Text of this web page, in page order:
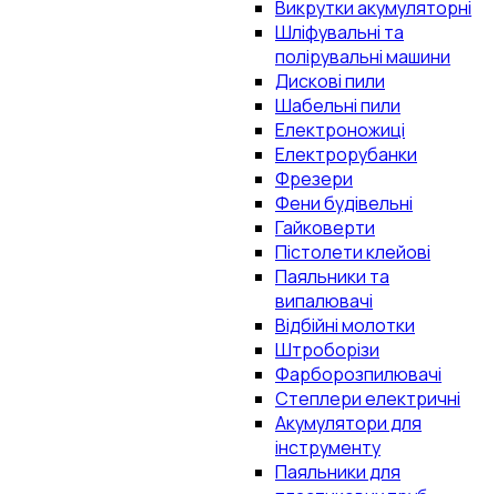
Викрутки акумуляторні
Шліфувальні та
полірувальні машини
Дискові пили
Шабельні пили
Електроножиці
Електрорубанки
Фрезери
Фени будівельні
Гайковерти
Пістолети клейові
Паяльники та
випалювачі
Відбійні молотки
Штроборізи
Фарборозпилювачі
Степлери електричні
Акумулятори для
інструменту
Паяльники для